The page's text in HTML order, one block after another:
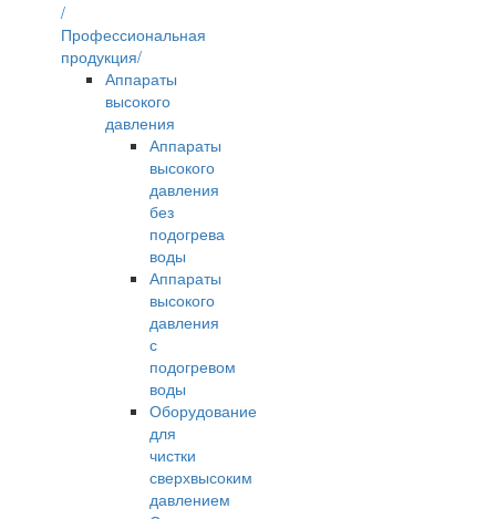
/
Профессиональная
продукция/
Аппараты
высокого
давления
Аппараты
высокого
давления
без
подогрева
воды
Аппараты
высокого
давления
с
подогревом
воды
Оборудование
для
чистки
сверхвысоким
давлением